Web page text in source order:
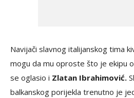
Navijači slavnog italijanskog tima
mogu da mu oproste što je ekipu
se oglasio i Zlatan Ibrahimović.
balkanskog porijekla trenutno je